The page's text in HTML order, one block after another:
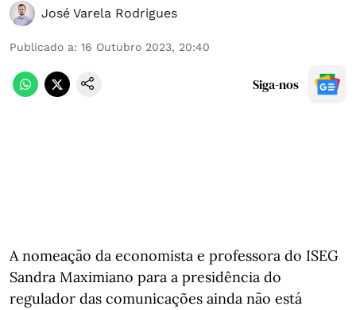
José Varela Rodrigues
Publicado a: 16 Outubro 2023, 20:40
Siga-nos
A nomeação da economista e professora do ISEG
Sandra Maximiano para a presidência do
regulador das comunicações ainda não está